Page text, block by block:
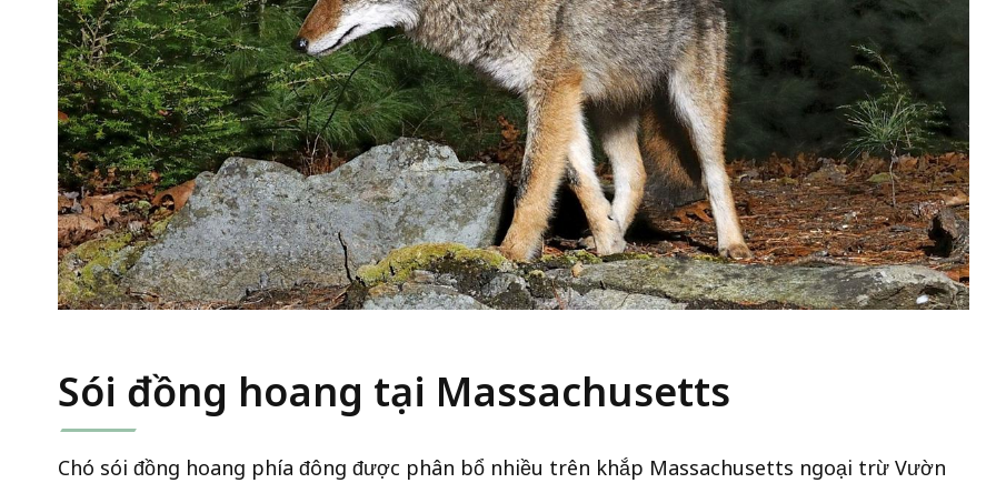
Sói đồng hoang tại Massachusetts
Chó sói đồng hoang phía đông được phân bổ nhiều trên khắp Massachusetts ngoại trừ Vườn